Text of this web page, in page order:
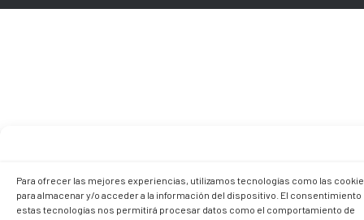
Para ofrecer las mejores experiencias, utilizamos tecnologías como las
para almacenar y/o acceder a la información del dispositivo. El consentimiento
estas tecnologías nos permitirá procesar datos como el comportamiento de